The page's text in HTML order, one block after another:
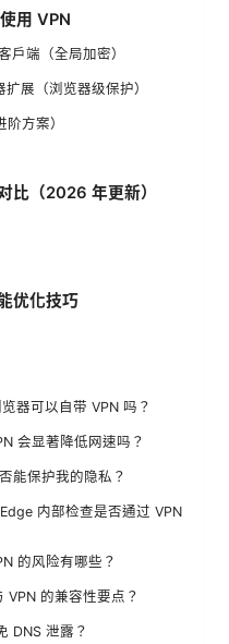
用 VPN
户端（全局加密）
展（浏览器级保护）
方案）
比（2026 年更新）
优化技巧
器可以自带 VPN 吗？
会显著降低网速吗？
能保护我的隐私？
内部检查是否通过 VPN
的风险有哪些？
VPN 的兼容性要点？
DNS 泄露？